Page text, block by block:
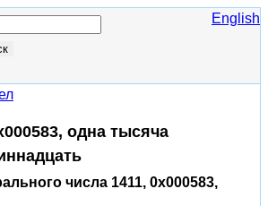
English
одна тысяча
числа 1411, 0x000583,